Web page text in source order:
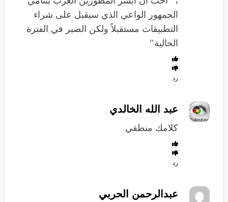
الجمهور الواعي الذي سيقبل على شراء
التطبيقات مستقبلاً ولكن الصبر في الفترة
الحالية”
رد
عبد الله الخالدي
كلامك منطقي
رد
عبدالرحمن الحربي